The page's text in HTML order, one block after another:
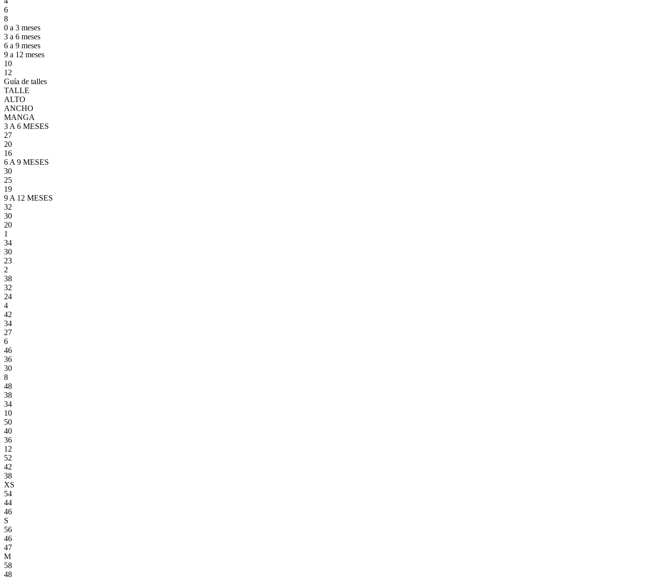
6
8
0 a 3 meses
3 a 6 meses
6 a 9 meses
9 a 12 meses
10
12
Guía de talles
TALLE
ALTO
ANCHO
MANGA
3 A 6 MESES
27
20
16
6 A 9 MESES
30
25
19
9 A 12 MESES
32
30
20
1
34
30
23
2
38
32
24
4
42
34
27
6
46
36
30
8
48
38
34
10
50
40
36
12
52
42
38
XS
54
44
46
S
56
46
47
M
58
48